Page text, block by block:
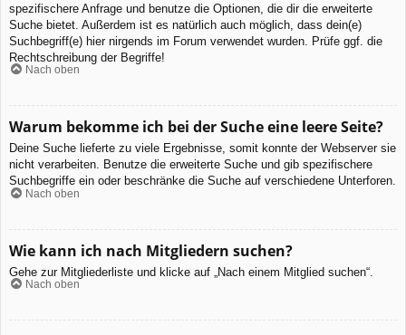
spezifischere Anfrage und benutze die Optionen, die dir die erweiterte
Suche bietet. Außerdem ist es natürlich auch möglich, dass dein(e)
Suchbegriff(e) hier nirgends im Forum verwendet wurden. Prüfe ggf. die
Rechtschreibung der Begriffe!
Nach oben
Warum bekomme ich bei der Suche eine leere Seite?
Deine Suche lieferte zu viele Ergebnisse, somit konnte der Webserver sie
nicht verarbeiten. Benutze die erweiterte Suche und gib spezifischere
Suchbegriffe ein oder beschränke die Suche auf verschiedene Unterforen.
Nach oben
Wie kann ich nach Mitgliedern suchen?
Gehe zur Mitgliederliste und klicke auf „Nach einem Mitglied suchen“.
Nach oben